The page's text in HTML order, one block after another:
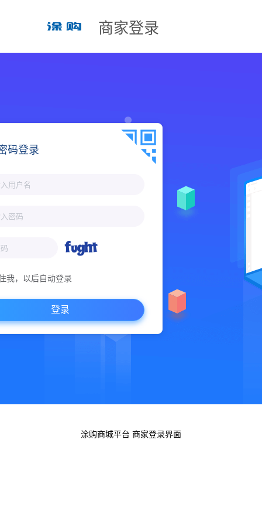
商家登录
码登录
我，以后自动登录
登录
涂购商城平台 商家登录界面